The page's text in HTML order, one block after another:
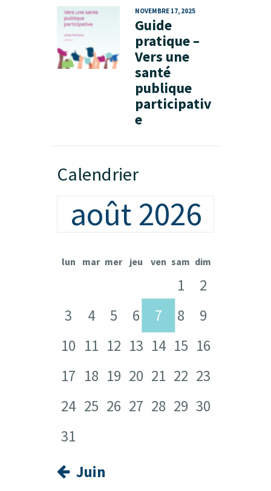
Guide
pratique –
Vers une
santé
publique
participativ
e
NOVEMBRE 17, 2025
Calendrier
août 2026
lun mar mer jeu ven sam dim
1
2
3
4 5 6 7 8
9
10 11 12 13 14 15 16
17 18 19 20 21 22 23
24 25 26 27 28 29 30
31
« Juin